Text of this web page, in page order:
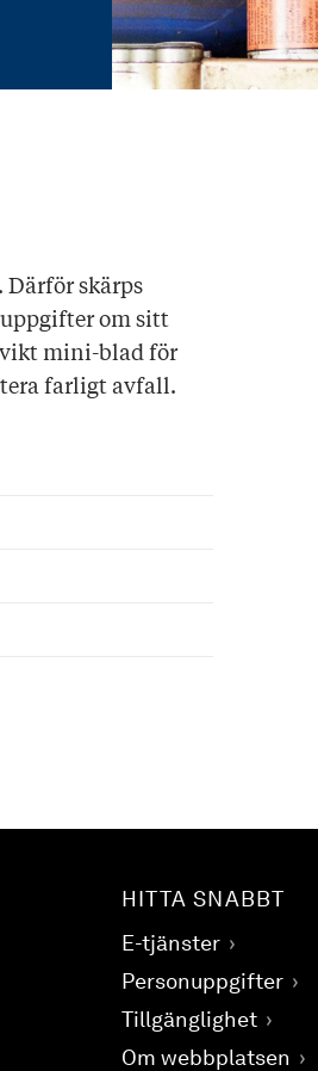
skärps
uppgifter om sitt
mini-blad för
farligt avfall.
HITTA SNABBT
E-tjänster
Personuppgifter
Tillgänglighet
Om webbplatsen